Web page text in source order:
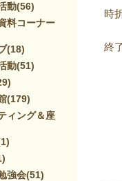
時
終
動(56)
料コーナー
(18)
動(51)
(179)
ィング＆座
強会(51)